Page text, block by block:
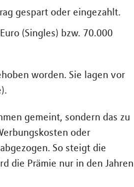
gespart oder eingezahlt.
(Singles) bzw. 70.000
worden. Sie lagen vor
gemeint, sondern das zu
oder
So steigt die
die Prämie nur in den Jahren